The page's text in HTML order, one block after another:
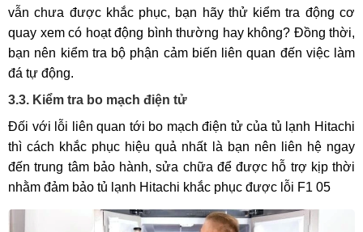
vẫn chưa được khắc phục, bạn hãy thử kiểm tra động cơ
quay xem có hoạt động bình thường hay không? Đồng thời,
bạn nên kiểm tra bộ phận cảm biến liên quan đến việc làm
đá tự động.
3.3. Kiểm tra bo mạch điện tử
Đối với lỗi liên quan tới bo mạch điện tử của tủ lạnh Hitachi
thì cách khắc phục hiệu quả nhất là bạn nên liên hệ ngay
đến trung tâm bảo hành, sửa chữa để được hỗ trợ kịp thời
nhằm đảm bảo tủ lạnh Hitachi khắc phục được lỗi F1 05